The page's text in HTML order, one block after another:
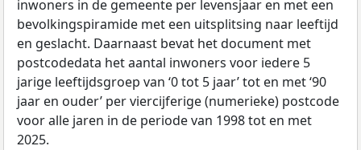
inwoners in de gemeente per levensjaar en met een
bevolkingspiramide met een uitsplitsing naar leeftijd
en geslacht. Daarnaast bevat het document met
postcodedata het aantal inwoners voor iedere 5
jarige leeftijdsgroep van ‘0 tot 5 jaar’ tot en met ‘90
jaar en ouder’ per viercijferige (numerieke) postcode
voor alle jaren in de periode van 1998 tot en met
2025.